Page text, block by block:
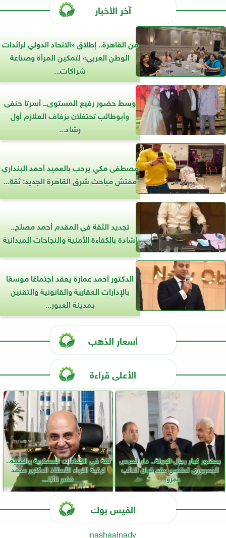
آخر الأخبار
من القاهرة.. إطلاق «الاتحاد الدولي لرائدات
الوطن العربي» لتمكين المرأة وصناعة
شراكات...
وسط حضور رفيع المستوى.. أسرتا حنفى
وأبوطالب تحتفلان بزفاف الملازم أول
رشاد...
مصطفى مكي يرحب بالعميد أحمد البنداري
مفتش مباحث شرق القاهرة الجديد: ثقة...
تجديد الثقة في المقدم أحمد مصلح..
إشادة بالكفاءة الأمنية والنجاحات الميدانية
الدكتور أحمد عمارة يعقد اجتماعًا موسعًا
بالإدارات العقارية والقانونية والتقنين
بمدينة العبور...
أسعار الذهب
الأعلى قراءة
بحضور كبار رجال الدولة.. دار الحرس
الجمهوري تحتضن عقد قران النائب
عمرو...
ثقة في الكفاءات العسكرية والطبية..
ترقية اللواء الأستاذ الدكتور محمد
خضر نائبًا...
الفيس بوك
nashaalnady